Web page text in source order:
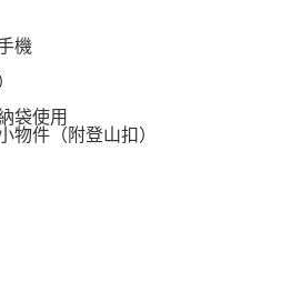
機
袋使用
物件（附登山扣）